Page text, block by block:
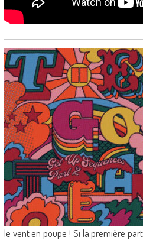
le vent en poupe ! Si la première